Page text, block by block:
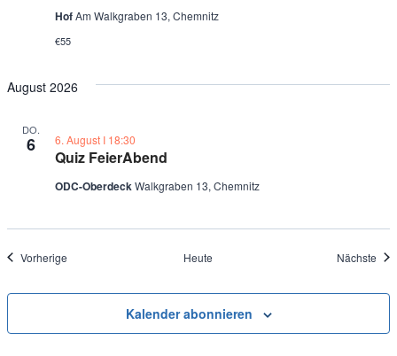
HofAm Walkgraben 13, Chemnitz
€55
August 2026
DO.
6
Quiz FeierAbend
6. August Ι 18:30
ODC-OberdeckWalkgraben 13, Chemnitz
Vorherige Heute Nächste
Kalender abonnieren